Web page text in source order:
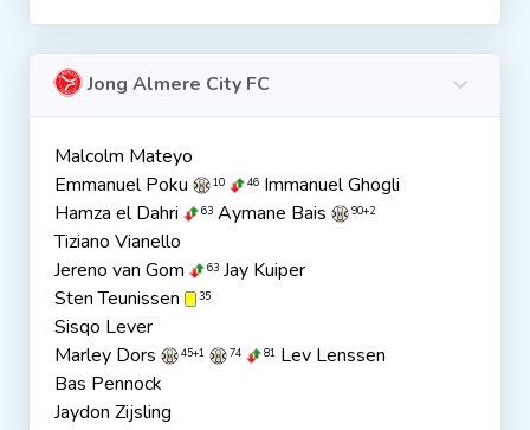
Jong Almere City FC
Malcolm Mateyo
Emmanuel Poku
10 46 Immanuel Ghogli
Hamza el Dahri
63 Aymane Bais 90+2
Tiziano Vianello
Jereno van Gom
63 Jay Kuiper
Sten Teunissen
35
Sisqo Lever
Marley Dors
45+1 74 81 Lev Lenssen
Bas Pennock
Jaydon Zijsling